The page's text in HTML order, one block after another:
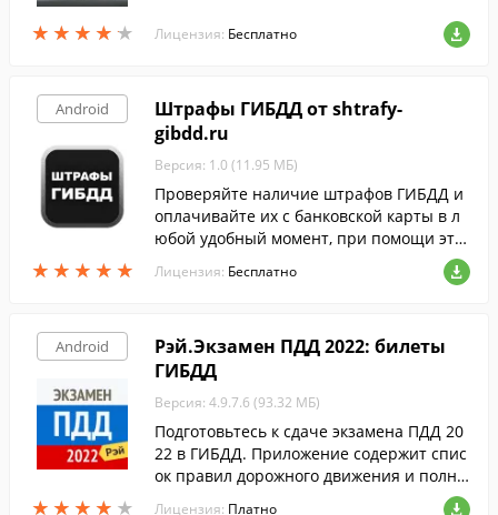
★ ★ ★ ★ ★
★ ★ ★ ★ ★
здить на нем.
Лицензия: Бесплатно
Android
★ ★ ★ ★ ★
★ ★ ★ ★ ★
Штрафы ГИБДД от shtrafy-
gibdd.ru
Версия: 1.0 (11.95 МБ)
Проверяйте наличие штрафов ГИБДД и
оплачивайте их с банковской карты в л
юбой удобный момент, при помощи это
Лицензия: Бесплатно
Android
★ ★ ★ ★ ★
★ ★ ★ ★ ★
Рэй.Экзамен ПДД 2022: билеты
ГИБДД
Версия: 4.9.7.6 (93.32 МБ)
Подготовьтесь к сдаче экзамена ПДД 20
22 в ГИБДД. Приложение содержит спис
ок правил дорожного движения и полны
й набор экзаменационных билетов с об
Лицензия: Платно